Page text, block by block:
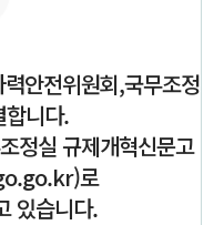
안전위원회,국무조정
합니다.
정실 규제개혁신문고
로
있습니다.